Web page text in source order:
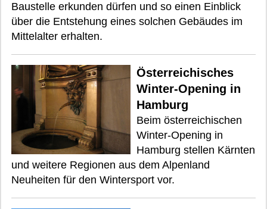
Baustelle erkunden dürfen und so einen Einblick
über die Entstehung eines solchen Gebäudes im
Mittelalter erhalten.
Österreichisches
Winter-Opening in
Hamburg
Beim österreichischen
Winter-Opening in
Hamburg stellen Kärnten
und weitere Regionen aus dem Alpenland
Neuheiten für den Wintersport vor.